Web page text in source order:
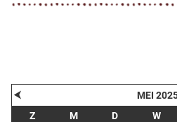
⮜ MEI
Z M D W